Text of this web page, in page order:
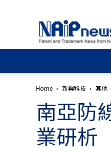
Home 新興科技 其他
南亞防
業研析